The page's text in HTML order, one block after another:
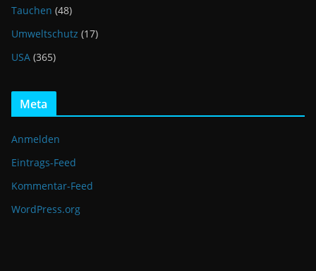
Tauchen (48)
Umweltschutz (17)
USA (365)
Meta
Anmelden
Eintrags-Feed
Kommentar-Feed
WordPress.org